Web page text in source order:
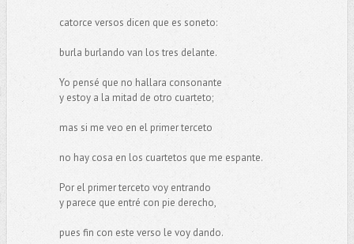
catorce versos dicen que es soneto:
burla burlando van los tres delante.
Yo pensé que no hallara consonante
y estoy a la mitad de otro cuarteto;
mas si me veo en el primer terceto
no hay cosa en los cuartetos que me espante.
Por el primer terceto voy entrando
y parece que entré con pie derecho,
pues fin con este verso le voy dando.